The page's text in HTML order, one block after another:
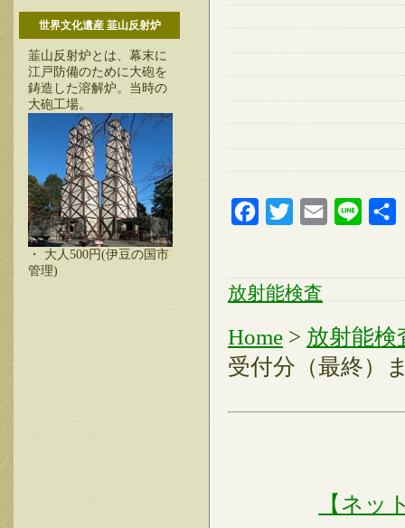
世界文化遺産 韮山反射炉
韮山反射炉とは、幕末に
江戸防備のために大砲を
鋳造した溶解炉。当時の
大砲工場。
・ 大人500円(伊豆の国市
管理)
FacebookTwitter Email Line
放射能検査
Home > 放射能検
受付分（最終）
【ネッ